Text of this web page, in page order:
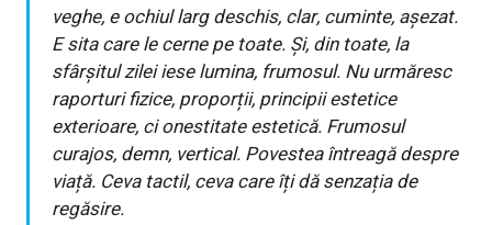
veghe, e ochiul larg deschis, clar, cuminte, așezat.
E sita care le cerne pe toate. Și, din toate, la
sfârșitul zilei iese lumina, frumosul. Nu urmăresc
raporturi fizice, proporții, principii estetice
exterioare, ci onestitate estetică. Frumosul
curajos, demn, vertical. Povestea întreagă despre
viață. Ceva tactil, ceva care îți dă senzația de
regăsire.